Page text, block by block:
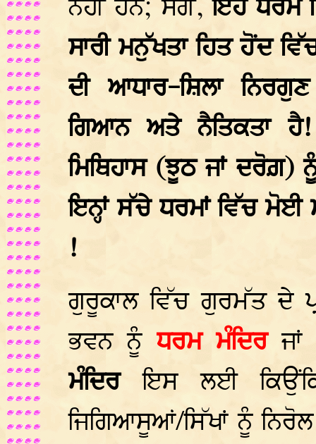
ਨਹੀਂ ਹਨ; ਸਗੋਂ,ਇਹ ਧਰਮ
ਸਾਰੀ ਮਨੁੱਖਤਾ ਹਿਤ ਹੋਂਦ
ਦੀ ਆਧਾਰ-ਸ਼ਿਲਾ
ਗਿਆਨ ਅਤੇ ਨੈਤਿਕਤਾ
ਮਿਥਿਹਾਸ (ਝੂਠ ਜਾਂ
ਇਨ੍ਹਾਂ ਸੱਚੇ ਧਰਮਾਂ ਵਿੱਚ
!
ਗੁਰੂਕਾਲ ਵਿੱਚ ਗੁਰਮੱਤ ਦੇ
ਭਵਨ ਨੂੰਧਰਮ ਮੰਦਿਰ
ਮੰਦਿਰਇਸ ਲਈ
ਜਿਗਿਆਸੂਆਂ/ਸਿੱਖਾਂ ਨੂੰ